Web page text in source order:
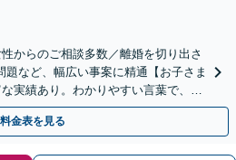
からのご相談多数／離婚を切り出さ
など、幅広い事案に精通【お子さま
実績あり。わかりやすい言葉で、早
駅2分】
料金表を見る